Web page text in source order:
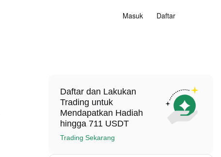
Masuk Daftar
Daftar dan Lakukan
Trading untuk
Mendapatkan Hadiah
hingga 711 USDT
Trading Sekarang